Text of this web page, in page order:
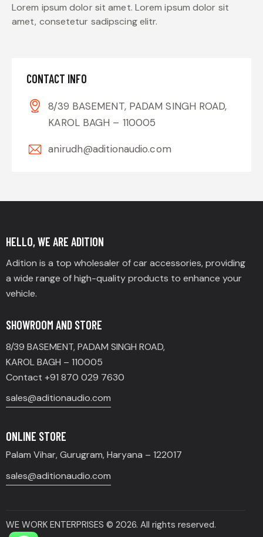
Lorem ipsum dolor sit amet. Lorem ipsum dolor sit
amet, consetetur sadipscing elitr.
CONTACT INFO
8/39 BASEMENT, PADAM SINGH ROAD,
KAROL BAGH – 110005
anirudh@aditionaudio.com
HELLO, WE ARE ADITION
Adition is a top wholesaler of car accessories, providing
a wide range of high-quality products to enhance your
vehicle.
SHOWROOM AND STORE
8/39 BASEMENT, PADAM SINGH ROAD,
KAROL BAGH – 110005
Contact +91 870 029 7630
sales@aditionaudio.com
ONLINE STORE
Palam Vihar, Gurugram, Haryana – 122017
sales@aditionaudio.com
WE WORK ENTERPRISES © 2026. All rights reserved.